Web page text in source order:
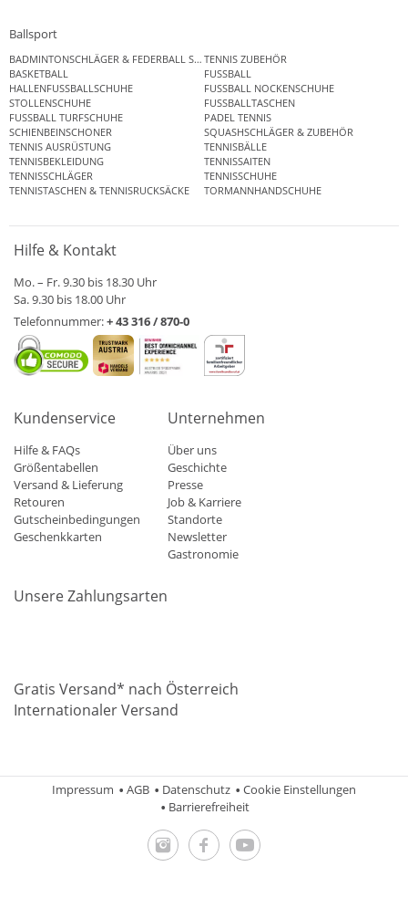
Ballsport
BADMINTONSCHLÄGER & FEDERBALL SETSTENNIS ZUBEHÖR
BASKETBALL
FUSSBALL
HALLENFUSSBALLSCHUHE
FUSSBALL NOCKENSCHUHE
STOLLENSCHUHE
FUSSBALLTASCHEN
FUSSBALL TURFSCHUHE
PADEL TENNIS
SCHIENBEINSCHONER
SQUASHSCHLÄGER & ZUBEHÖR
TENNIS AUSRÜSTUNG
TENNISBÄLLE
TENNISBEKLEIDUNG
TENNISSAITEN
TENNISSCHLÄGER
TENNISSCHUHE
TENNISTASCHEN & TENNISRUCKSÄCKE
TORMANNHANDSCHUHE
Hilfe & Kontakt
Mo. – Fr. 9.30 bis 18.30 Uhr
Sa. 9.30 bis 18.00 Uhr
Telefonnummer:+ 43 316 / 870-0
Kundenservice
Hilfe & FAQs
Größentabellen
Versand & Lieferung
Retouren
Gutscheinbedingungen
Geschenkkarten
Unternehmen
Über uns
Geschichte
Presse
Job & Karriere
Standorte
Newsletter
Gastronomie
Unsere Zahlungsarten
Gratis Versand* nach Österreich
Internationaler Versand
Impressum AGB Datenschutz
Cookie Einstellungen
Barrierefreiheit